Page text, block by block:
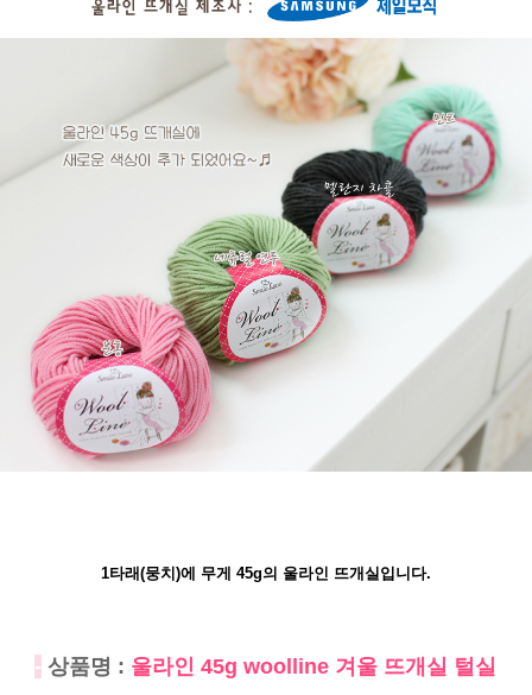
1타래(뭉치)에 무게 45g의 울라인 뜨개실입니다.
- 상품명 : 울라인 45g woolline 겨울 뜨개실 털실